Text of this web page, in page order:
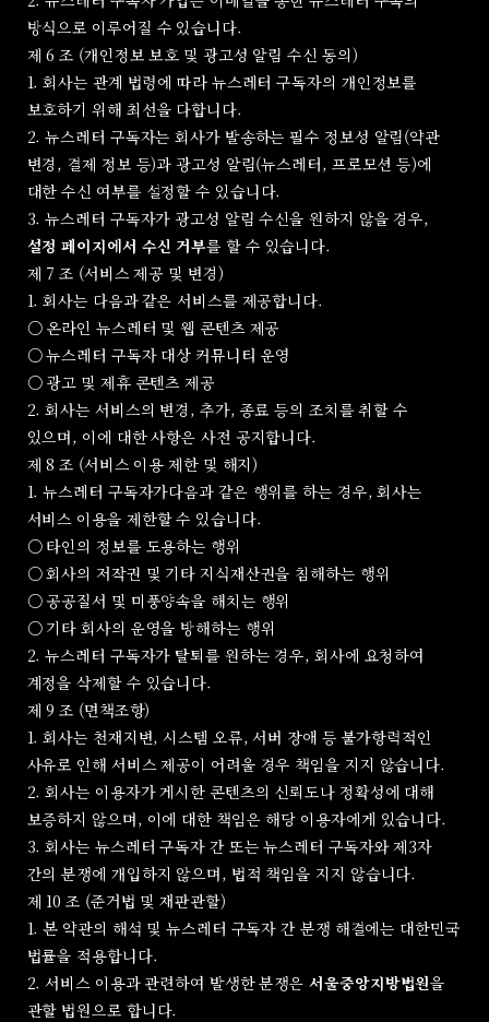
방식으로 이루어질 수 있습니다.
제 6 조 (개인정보 보호 및 광고성 알림 수신 동의)
1. 회사는 관계 법령에 따라 뉴스레터 구독자의 개인정보를
보호하기 위해 최선을 다합니다.
2. 뉴스레터 구독자는 회사가 발송하는 필수 정보성 알림(약관
변경, 결제 정보 등)과 광고성 알림(뉴스레터, 프로모션 등)에
대한 수신 여부를 설정할 수 있습니다.
3. 뉴스레터 구독자가 광고성 알림 수신을 원하지 않을 경우,
설정 페이지에서 수신 거부를 할 수 있습니다.
제 7 조 (서비스 제공 및 변경)
1. 회사는 다음과 같은 서비스를 제공합니다.
○ 온라인 뉴스레터 및 웹 콘텐츠 제공
○ 뉴스레터 구독자 대상 커뮤니티 운영
○ 광고 및 제휴 콘텐츠 제공
2. 회사는 서비스의 변경, 추가, 종료 등의 조치를 취할 수
있으며, 이에 대한 사항은 사전 공지합니다.
제 8 조 (서비스 이용 제한 및 해지)
1. 뉴스레터 구독자가다음과 같은 행위를 하는 경우, 회사는
서비스 이용을 제한할 수 있습니다.
○ 타인의 정보를 도용하는 행위
○ 회사의 저작권 및 기타 지식재산권을 침해하는 행위
○ 공공질서 및 미풍양속을 해치는 행위
○ 기타 회사의 운영을 방해하는 행위
2. 뉴스레터 구독자가 탈퇴를 원하는 경우, 회사에 요청하여
계정을 삭제할 수 있습니다.
제 9 조 (면책조항)
1. 회사는 천재지변, 시스템 오류, 서버 장애 등 불가항력적인
사유로 인해 서비스 제공이 어려울 경우 책임을 지지 않습니다.
2. 회사는 이용자가 게시한 콘텐츠의 신뢰도나 정확성에 대해
보증하지 않으며, 이에 대한 책임은 해당 이용자에게 있습니다.
3. 회사는 뉴스레터 구독자 간 또는 뉴스레터 구독자와 제3자
간의 분쟁에 개입하지 않으며, 법적 책임을 지지 않습니다.
제 10 조 (준거법 및 재판관할)
1. 본 약관의 해석 및 뉴스레터 구독자 간 분쟁 해결에는 대한민국
법률을 적용합니다.
2. 서비스 이용과 관련하여 발생한 분쟁은서울중앙지방법원을
관할 법원으로 합니다.